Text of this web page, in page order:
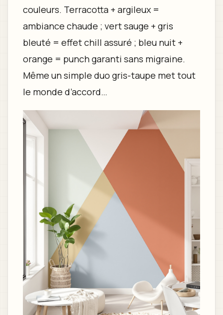
couleurs. Terracotta + argileux =
ambiance chaude ; vert sauge + gris
bleuté = effet chill assuré ; bleu nuit +
orange = punch garanti sans migraine.
Même un simple duo gris-taupe met tout
le monde d’accord…